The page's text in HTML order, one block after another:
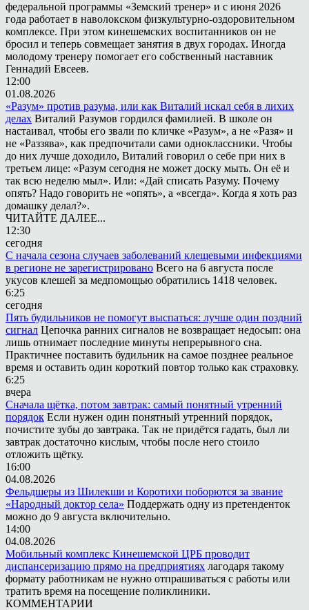
федеральной программы «Земский тренер» и с июня 2026
года работает в наволокском физкультурно-оздоровительном
комплексе. При этом кинешемских воспитанников он не
бросил и теперь совмещает занятия в двух городах. Иногда
молодому тренеру помогает его собственный наставник
Геннадий Евсеев.
12:00
01.08.2026
«Разум» против разума, или как Виталий искал себя в лихих
делах Виталий Разумов гордился фамилией. В школе он
настаивал, чтобы его звали по кличке «Разум», а не «Разя» и
не «Раззява», как предпочитали сами одноклассники. Чтобы
до них лучше доходило, Виталий говорил о себе при них в
третьем лице: «Разум сегодня не может доску мыть. Он её и
так всю неделю мыл». Или: «Дай списать Разуму. Почему
опять? Надо говорить не «опять», а «всегда». Когда я хоть раз
домашку делал?».
ЧИТАЙТЕ ДАЛЕЕ...
12:30
сегодня
С начала сезона случаев заболеваний клещевыми инфекциями
в регионе не зарегистрировано Всего на 6 августа после
укусов клешей за медпомощью обратились 1418 человек.
6:25
сегодня
Пять будильников не помогут выспаться: лучше один поздний
сигнал Цепочка ранних сигналов не возвращает недосып: она
лишь отнимает последние минуты непрерывного сна.
Практичнее поставить будильник на самое позднее реальное
время и оставить один короткий повтор только как страховку.
6:25
вчера
Сначала щётка, потом завтрак: самый понятный утренний
порядок Если нужен один понятный утренний порядок,
почистите зубы до завтрака. Так не придётся гадать, был ли
завтрак достаточно кислым, чтобы после него стоило
отложить щётку.
16:00
04.08.2026
Фельдшеры из Шилекши и Коротихи поборются за звание
«Народный доктор села» Поддержать одну из претенденток
можно до 9 августа включительно.
14:00
04.08.2026
Мобильный комплекс Кинешемской ЦРБ проводит
диспансеризацию прямо на предприятиях лагодаря такому
формату работникам не нужно отпрашиваться с работы или
тратить время на посещение поликлиники.
КОММЕНТАРИИ